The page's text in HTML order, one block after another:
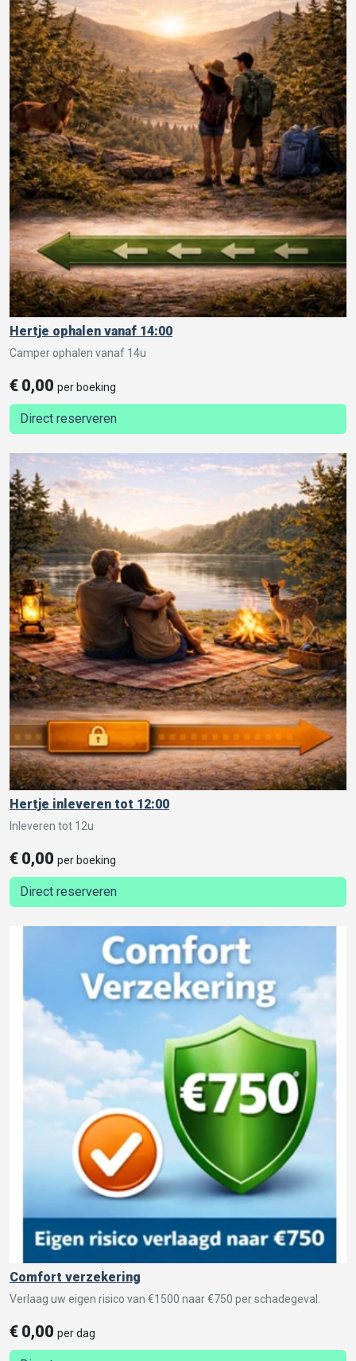
Hertje ophalen vanaf 14:00
Camper ophalen vanaf 14u
€ 0,00 per boeking
Direct reserveren
Hertje inleveren tot 12:00
Inleveren tot 12u
€ 0,00 per boeking
Direct reserveren
Comfort verzekering
Verlaag uw eigen risico van €1500 naar €750 per schadegeval.
€ 0,00 per dag